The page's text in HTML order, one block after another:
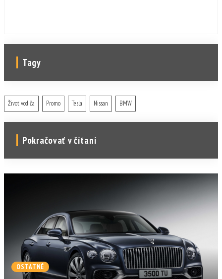
Tagy
Život vodiča Promo Tesla Nissan BMW
Pokračovať v čítaní
OSTATNÉ